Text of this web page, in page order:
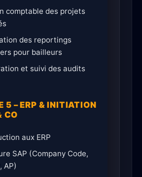
comptable des projets
des reportings
pour bailleurs
et suivi des audits
5 – ERP & INITIATION
CO
aux ERP
SAP (Company Code,
AP)